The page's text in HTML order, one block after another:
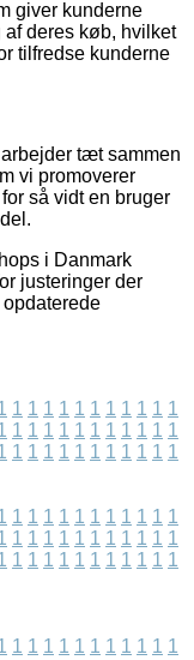
giver kunderne
deres køb, hvilket
tilfredse kunderne
tæt sammen
vi promoverer
så vidt en bruger
i Danmark
justeringer der
1 1 1 1 1 1 1 1 1 1 1
1 1 1 1 1 1 1 1 1 1 1
1 1 1 1 1 1 1 1 1 1 1
1 1 1 1 1 1 1 1 1 1 1
1 1 1 1 1 1 1 1 1 1 1
1 1 1 1 1 1 1 1 1 1 1
1 1 1 1 1 1 1 1 1 1 1